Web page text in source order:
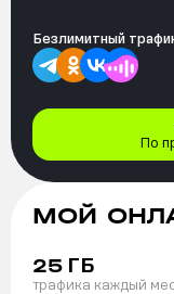
Безлимитный
По
МОЙ
25 ГБ
трафика каждый